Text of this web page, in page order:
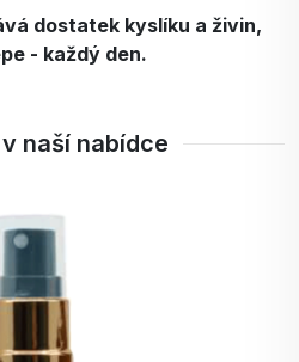
dostatek kyslíku a živin,
- každý den.
naší nabídce